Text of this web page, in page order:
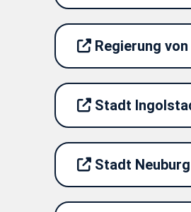
Regierung
Stadt
Stadt